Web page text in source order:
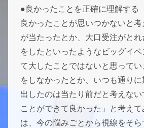
●良かったことを正確に理解する
良かったことが思いつかないと
が当たったとか、大口受注がと
をしたといったようなビッグイ
て大したことではないと思ってい
をしなかったとか、いつも通り
出したのは当たり前だと考えな
ことができて良かった」と考え
は、今の悩みごとから視線をそら